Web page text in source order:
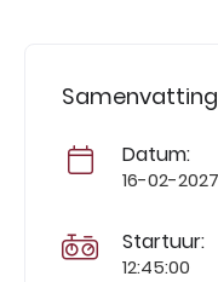
Samenvatting
Datum:
16-02-2027
Startuur:
12:45:00